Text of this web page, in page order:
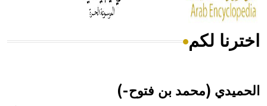
هل تعلم أن الأبسيد كلمة فرنسية اللفظ تم اعتمادها مصطلحاً
اخترنا لكم
الحميدي (محمد بن فتوح-)